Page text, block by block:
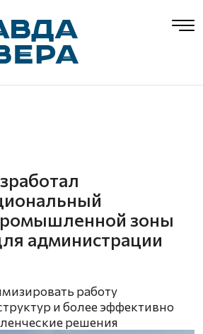
зоны
администрации
работу
и более эффективно
решения